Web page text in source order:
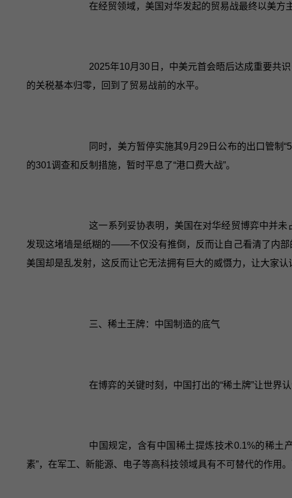
在经贸领域，美国对华发起的贸易战最终以美方
2025年10月30日，中美元首会晤后达成重要共
的关税基本归零，回到了贸易战前的水平。
同时，美方暂停实施其9月29日公布的出口管制
的301调查和反制措施，暂时平息了“港口费大战”。
这一系列妥协表明，美国在对华经贸博弈中并
发现这堵墙是纸糊的——不仅没有推倒，反而让自己看清了内部
美国却是乱发射，这反而让它无法拥有巨大的威慑力，让大家认
三、稀土王牌：中国制造的底气
在博弈的关键时刻，中国打出的“稀土牌”让世界
中国规定，含有中国稀土提炼技术0.1%的稀土
素”，在军工、新能源、电子等高科技领域具有不可替代的作用